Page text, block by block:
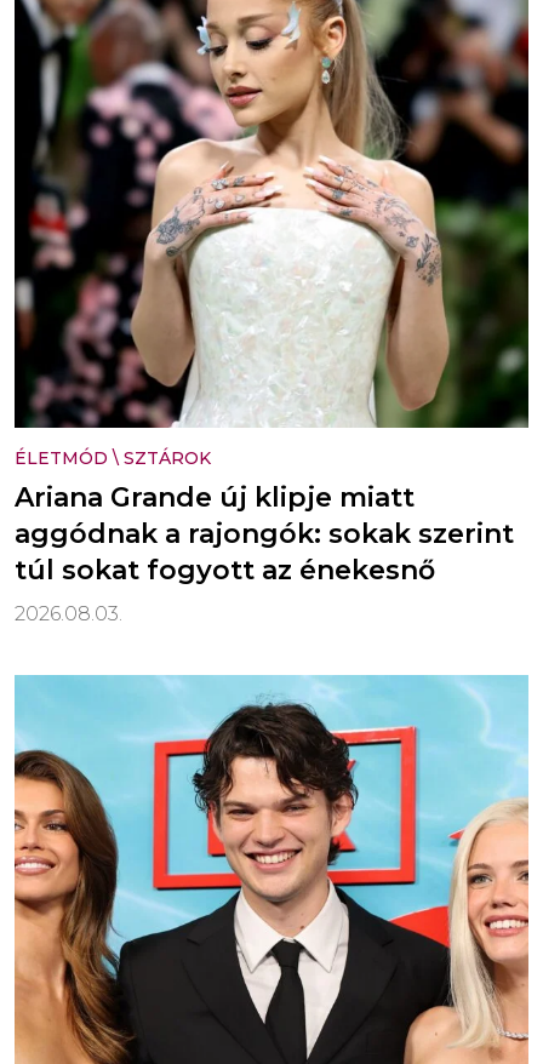
ÉLETMÓD \ SZTÁROK
Ariana Grande új klipje miatt
aggódnak a rajongók: sokak szerint
túl sokat fogyott az énekesnő
2026.08.03.